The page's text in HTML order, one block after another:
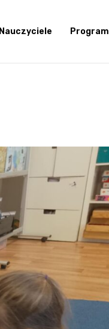
Nauczyciele Program